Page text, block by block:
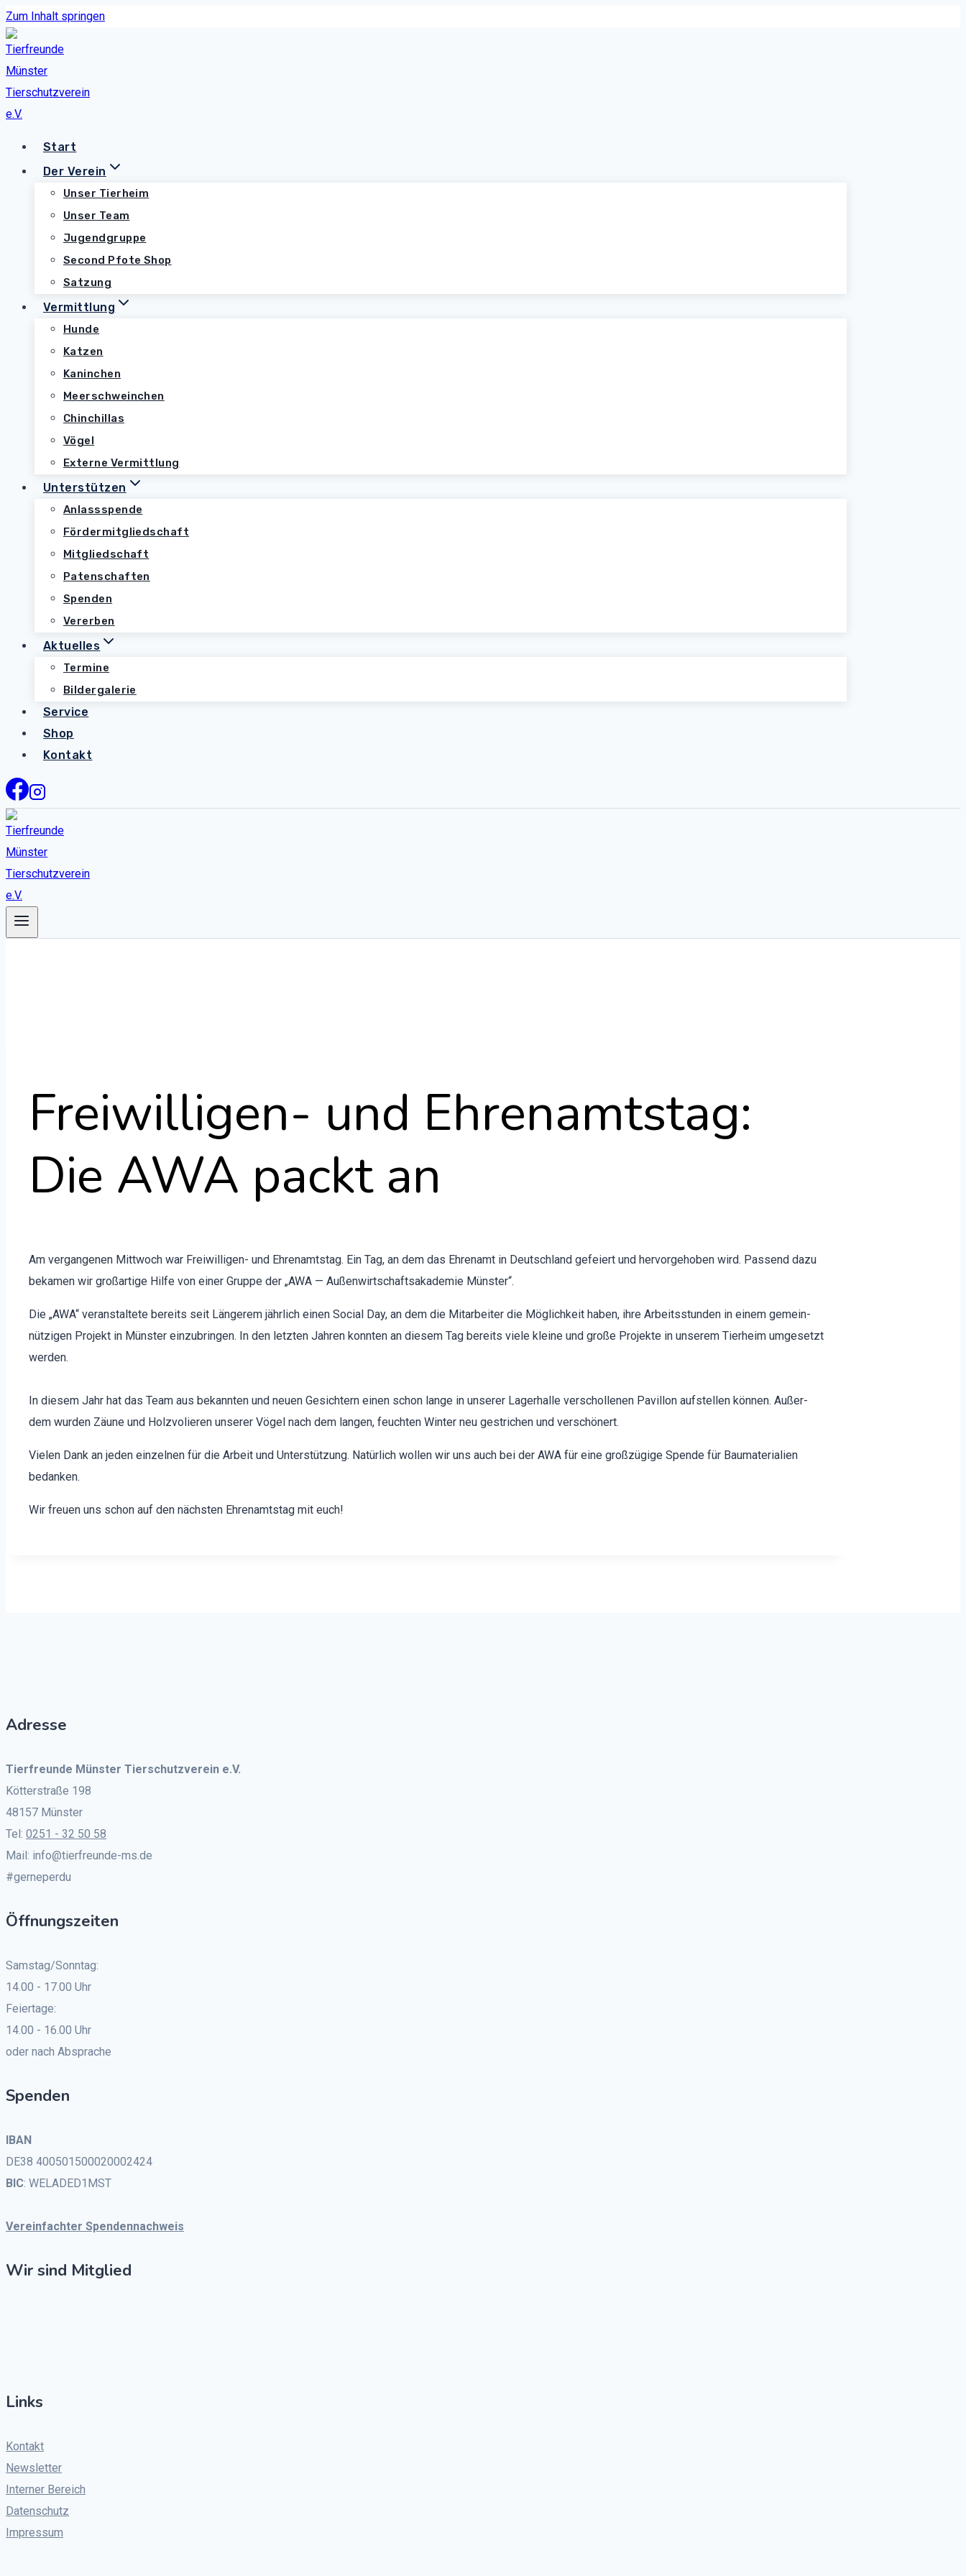
Zum Inhalt springen
Start
Der Verein
Unser Tierheim
Unser Team
Jugendgruppe
Second Pfote Shop
Satzung
Vermittlung
Hunde
Katzen
Kaninchen
Meerschweinchen
Chinchillas
Vögel
Externe Vermittlung
Unterstützen
Anlassspende
Fördermitgliedschaft
Mitgliedschaft
Patenschaften
Spenden
Vererben
Aktuelles
Termine
Bildergalerie
Service
Shop
Kontakt
Freiwilligen- und Ehrenamtstag:
Die AWA packt an
Am ver­gan­genen Mittwoch war Frei­willi­gen- und Ehre­namt­stag. Ein Tag, an dem das Ehre­namt in Deutsch­land gefeiert und her­vorge­hoben wird. Passend dazu
beka­men wir großar­tige Hil­fe von ein­er Gruppe der „AWA — Außen­wirtschaft­sakademie Mün­ster“.
Die „AWA“ ver­anstal­tete bere­its seit Län­gerem jährlich einen Social Day, an dem die Mitar­beit­er die Möglichkeit haben, ihre Arbeitsstun­den in einem gemein­
nützi­gen Pro­jekt in Mün­ster einzubrin­gen. In den let­zten Jahren kon­nten an diesem Tag bere­its viele kleine und große Pro­jek­te in unserem Tier­heim umge­set­zt
wer­den.
In diesem Jahr hat das Team aus bekan­nten und neuen Gesichtern einen schon lange in unser­er Lager­halle ver­schol­lenen Pavil­lon auf­stellen kön­nen. Außer­
dem wur­den Zäune und Holzvolieren unser­er Vögel nach dem lan­gen, feucht­en Win­ter neu gestrichen und ver­schön­ert.
Vie­len Dank an jeden einzel­nen für die Arbeit und Unter­stützung. Natür­lich wollen wir uns auch bei der AWA für eine großzügige Spende für Bau­ma­te­ri­alien
bedanken.
Wir freuen uns schon auf den näch­sten Ehre­namt­stag mit euch!
Adresse
Tierfreunde Münster Tierschutzverein e.V.
Kötterstraße 198
48157 Münster
Tel: 0251 - 32 50 58
Mail: info@tierfreunde-ms.de
#gerneperdu
Öffnungszeiten
Samstag/Sonntag:
14.00 - 17.00 Uhr
Feiertage:
14.00 - 16.00 Uhr
oder nach Absprache
Spenden
IBAN
DE38 400501500020002424
BIC: WELADED1MST
Vereinfachter Spendennachweis
Wir sind Mitglied
Links
Kontakt
Newsletter
Interner Bereich
Datenschutz
Impressum